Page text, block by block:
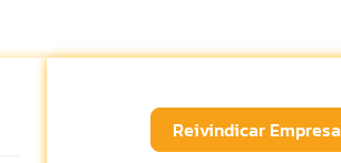
Reivindicar Empresa